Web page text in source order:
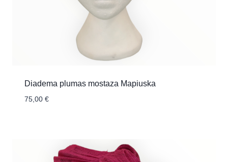
Diadema plumas mostaza Mapiuska
75,00 €